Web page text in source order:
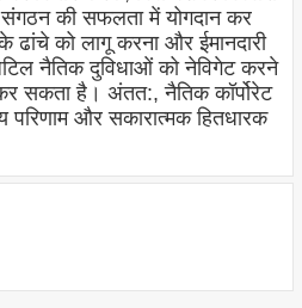
संगठन की सफलता में योगदान कर
को लागू करना और ईमानदारी
नैतिक दुविधाओं को नेविगेट करने
कर सकता है। अंतत:, नैतिक कॉर्पोरेट
परिणाम और सकारात्मक हितधारक